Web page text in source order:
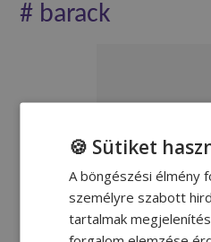
# barack
Molnár Andrea
receptje.
🍪 Sütiket
A böngészési élmény
személyre szabott
tartalmak